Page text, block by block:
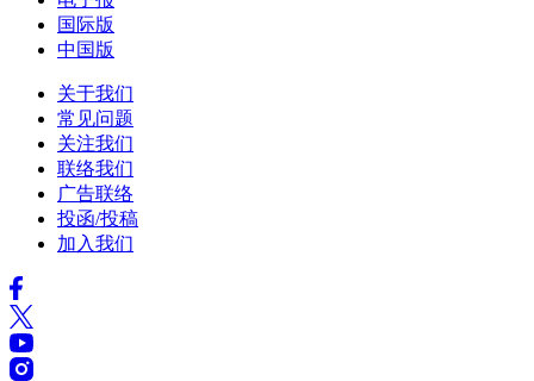
国际版
中国版
关于我们
常见问题
关注我们
联络我们
广告联络
投函/投稿
加入我们